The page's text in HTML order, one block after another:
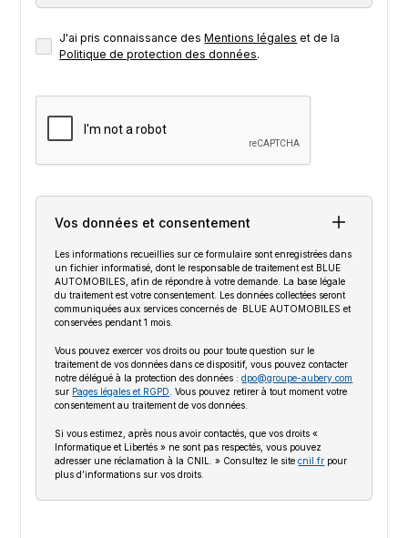
J'ai pris connaissance desMentions légales et de la
Politique de protection des données.
Vos données et consentement
Les informations recueillies sur ce formulaire sont enregistrées dans
un fichier informatisé, dont le responsable de traitement est BLUE
AUTOMOBILES, afin de répondre à votre demande. La base légale
du traitement est votre consentement. Les données collectées seront
communiquées aux services concernés de BLUE AUTOMOBILES et
conservées pendant 1 mois.
Vous pouvez exercer vos droits ou pour toute question sur le
traitement de vos données dans ce dispositif, vous pouvez contacter
notre délégué à la protection des données :dpo@groupe-aubery.com
sur Pages légales et RGPD . Vous pouvez retirer à tout moment votre
consentement au traitement de vos données.
Si vous estimez, après nous avoir contactés, que vos droits «
Informatique et Libertés » ne sont pas respectés, vous pouvez
adresser une réclamation à la CNIL. » Consultez le sitecnil.fr pour
plus d’informations sur vos droits.